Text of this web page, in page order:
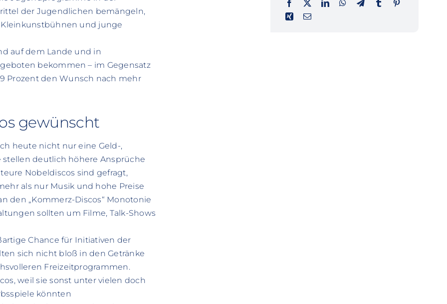
der Jugendlichen bemängeln,
Kleinkunstbühnen und junge
auf dem Lande und in
bekommen – im Gegensatz
Prozent den Wunsch nach mehr
gewünscht
heute nicht nur eine Geld-,
stellen deutlich höhere Ansprüche
Nobeldiscos sind gefragt,
als nur Musik und hohe Preise
den „Kommerz-Discos“ Monotonie
sollten um Filme, Talk-Shows
Chance für Initiativen der
sich nicht bloß in den Getränke
Freizeitprogrammen.
weil sie sonst unter vielen doch
könnten